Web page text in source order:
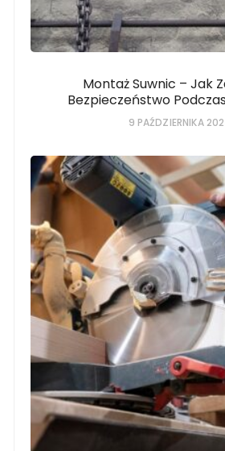
Montaż Suwnic – Jak
Bezpieczeństwo
9 PAŹDZIERNIKA